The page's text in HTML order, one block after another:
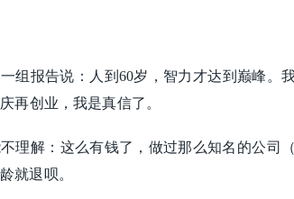
组报告说：人到60岁，智力才达到巅峰。
再创业，我是真信了。
理解：这么有钱了，做过那么知名的公司
就退呗。